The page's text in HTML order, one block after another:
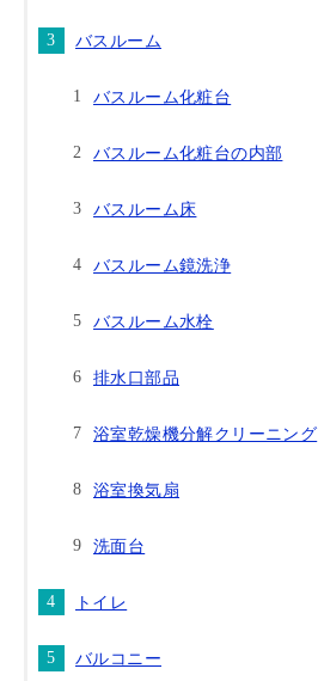
バスルーム
バスルーム化粧台
バスルーム化粧台の内部
バスルーム床
バスルーム鏡洗浄
バスルーム水栓
排水口部品
浴室乾燥機分解クリーニング
浴室換気扇
洗面台
トイレ
バルコニー